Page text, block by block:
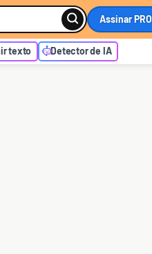
Assinar PRO
texto Detector de IA